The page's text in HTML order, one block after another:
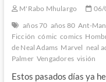
M'Rabo Mhulargo 06/
años 70 años 80 Ant-Man
Ficción cómic comics
de Neal Adams Marvel neal
Palmer Vengadores visión
Estos pasados días ya